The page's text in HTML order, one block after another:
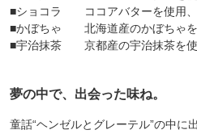
■ショコラ ココアバターを使用、
■かぼちゃ 北海道産のかぼちゃを
■宇治抹茶 京都産の宇治抹茶を使
夢の中で、出会った味ね。
童話“ヘンゼルとグレーテル”の中に